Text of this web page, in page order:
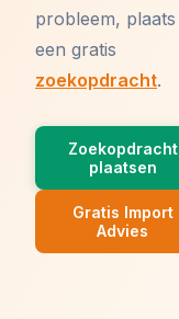
probleem, plaats
een gratis
zoekopdracht.
Zoekopdracht
plaatsen
Gratis Import
Advies